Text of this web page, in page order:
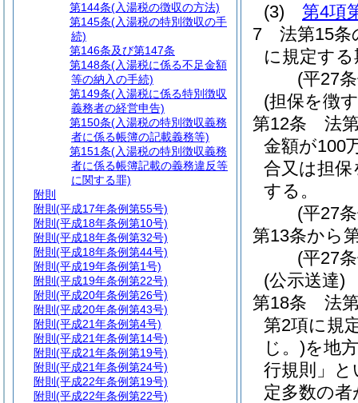
(3)
第4項
7
法第15条
に規定す
(平27
(担保を徴
第12条
法
金額が100
合又は担
する。
(平27
第13条から
(平27
(公示送達)
第18条
法
第2項に規
じ。)を地
行規則」と
定多数の
第144条(入湯税の徴収の方法)
第145条(入湯税の特別徴収の手
続)
第146条及び第147条
第148条(入湯税に係る不足金額
等の納入の手続)
第149条(入湯税に係る特別徴収
義務者の経営申告)
第150条(入湯税の特別徴収義務
者に係る帳簿の記載義務等)
第151条(入湯税の特別徴収義務
者に係る帳簿記載の義務違反等
に関する罪)
附則
附則 (平成17年条例第55号)
附則 (平成18年条例第10号)
附則 (平成18年条例第32号)
附則 (平成18年条例第44号)
附則 (平成19年条例第1号)
附則 (平成19年条例第22号)
附則 (平成20年条例第26号)
附則 (平成20年条例第43号)
附則 (平成21年条例第4号)
附則 (平成21年条例第14号)
附則 (平成21年条例第19号)
附則 (平成21年条例第24号)
附則 (平成22年条例第19号)
附則 (平成22年条例第22号)